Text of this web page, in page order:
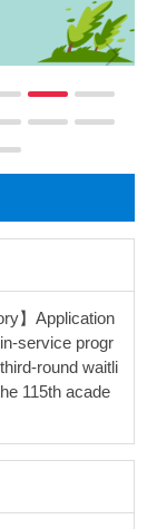
】Application
service progr
round waitli
115th acade